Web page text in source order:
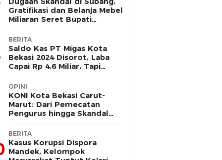
Gratifikasi dan Belanja Mebel
Miliaran Seret Bupati
Reynaldi
BERITA
Saldo Kas PT Migas Kota
Bekasi 2024 Disorot, Laba
Capai Rp 4,6 Miliar, Tapi
Hanya Tersisa Rp 13 Juta
OPINI
KONI Kota Bekasi Carut-
Marut: Dari Pemecatan
Pengurus hingga Skandal
Dana Hibah
BERITA
Kasus Korupsi Dispora
Mandek, Kelompok